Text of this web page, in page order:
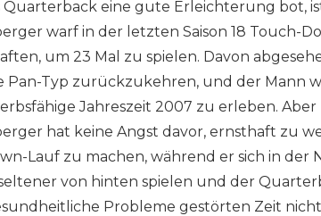
Quarterback eine gute Erleichterung bot,
warf in der letzten Saison 18 Touch-
um 23 Mal zu spielen. Davon
Pan-Typ zurückzukehren, und der Mann
Jahreszeit 2007 zu erleben.
hat keine Angst davor, ernsthaft zu
Lauf zu machen, während er sich in der
von hinten spielen und der
Probleme gestörten Zeit